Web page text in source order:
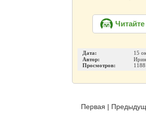
Дата:
15
Автор:
Просмотров:
1188
Первая |